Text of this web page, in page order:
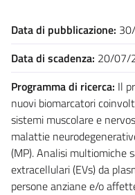
Data di pubblicazione:
Data di scadenza: 20/07/
Programma di ricerca: Il
nuovi biomarcatori
sistemi muscolare e
malattie
(MP). Analisi multiomiche
extracellulari (EVs) da
persone anziane e/o